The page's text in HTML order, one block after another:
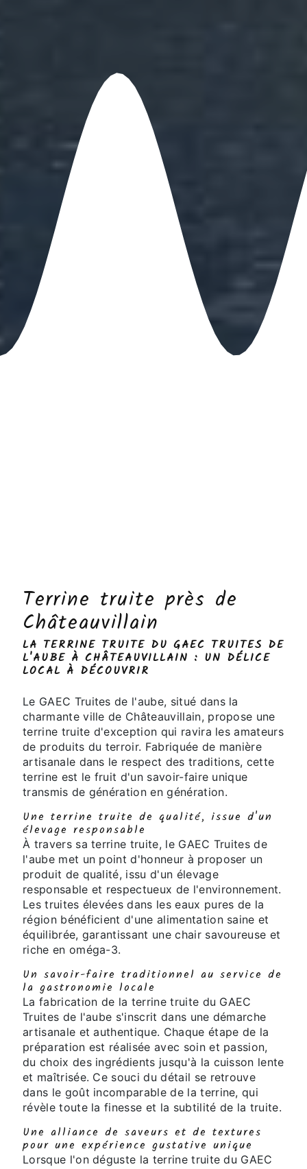
Terrine truite près de
Châteauvillain
LA TERRINE TRUITE DU GAEC TRUITES DE
L'AUBE À CHÂTEAUVILLAIN : UN DÉLICE
LOCAL À DÉCOUVRIR
Le GAEC Truites de l'aube, situé dans la
charmante ville de Châteauvillain, propose une
terrine truite d'exception qui ravira les amateurs
de produits du terroir. Fabriquée de manière
artisanale dans le respect des traditions, cette
terrine est le fruit d'un savoir-faire unique
transmis de génération en génération.
Une terrine truite de qualité, issue d'un
élevage responsable
À travers sa terrine truite, le GAEC Truites de
l'aube met un point d'honneur à proposer un
produit de qualité, issu d'un élevage
responsable et respectueux de l'environnement.
Les truites élevées dans les eaux pures de la
région bénéficient d'une alimentation saine et
équilibrée, garantissant une chair savoureuse et
riche en oméga-3.
Un savoir-faire traditionnel au service de
la gastronomie locale
La fabrication de la terrine truite du GAEC
Truites de l'aube s'inscrit dans une démarche
artisanale et authentique. Chaque étape de la
préparation est réalisée avec soin et passion,
du choix des ingrédients jusqu'à la cuisson lente
et maîtrisée. Ce souci du détail se retrouve
dans le goût incomparable de la terrine, qui
révèle toute la finesse et la subtilité de la truite.
Une alliance de saveurs et de textures
pour une expérience gustative unique
Lorsque l'on déguste la terrine truite du GAEC